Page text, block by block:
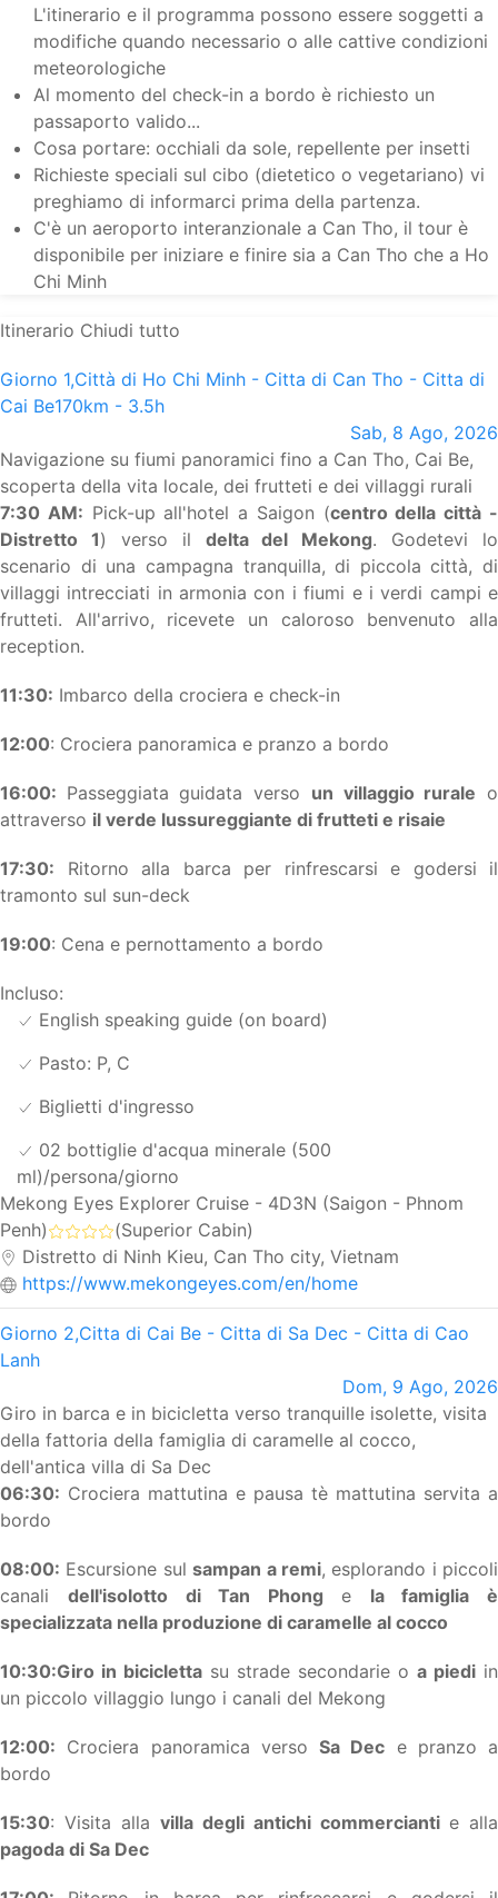
L'itinerario e il programma possono essere soggetti a
modifiche quando necessario o alle cattive condizioni
meteorologiche
Al momento del check-in a bordo è richiesto un
passaporto valido...
Cosa portare: occhiali da sole, repellente per insetti
Richieste speciali sul cibo (dietetico o vegetariano) vi
preghiamo di informarci prima della partenza.
C'è un aeroporto interanzionale a Can Tho, il tour è
disponibile per iniziare e finire sia a Can Tho che a Ho
Chi Minh
Itinerario Chiudi tutto
Giorno 1,Città di Ho Chi Minh - Citta di Can Tho - Citta di
Cai Be170km - 3.5h
Sab, 8 Ago, 2026
Navigazione su fiumi panoramici fino a Can Tho, Cai Be,
scoperta della vita locale, dei frutteti e dei villaggi rurali
7:30 AM: Pick-up all'hotel a Saigon (centro della città -
Distretto 1) verso il delta del Mekong. Godetevi lo
scenario di una campagna tranquilla, di piccola città, di
villaggi intrecciati in armonia con i fiumi e i verdi campi e
frutteti. All'arrivo, ricevete un caloroso benvenuto alla
reception.
11:30: Imbarco della crociera e check-in
12:00: Crociera panoramica e pranzo a bordo
16:00: Passeggiata guidata verso un villaggio rurale o
attraverso il verde lussureggiante di frutteti e risaie
17:30: Ritorno alla barca per rinfrescarsi e godersi il
tramonto sul sun-deck
19:00: Cena e pernottamento a bordo
Incluso:
English speaking guide (on board)
Pasto: P, C
Biglietti d'ingresso
02 bottiglie d'acqua minerale (500
ml)/persona/giorno
Mekong Eyes Explorer Cruise - 4D3N (Saigon - Phnom
Penh)
(Superior Cabin)
Distretto di Ninh Kieu, Can Tho city, Vietnam
https://www.mekongeyes.com/en/home
Giorno 2,Citta di Cai Be - Citta di Sa Dec - Citta di Cao
Lanh
Dom, 9 Ago, 2026
Giro in barca e in bicicletta verso tranquille isolette, visita
della fattoria della famiglia di caramelle al cocco,
dell'antica villa di Sa Dec
06:30: Crociera mattutina e pausa tè mattutina servita a
bordo
08:00: Escursione sulsampan a remi, esplorando i piccoli
canali dell'isolotto di Tan Phong e la famiglia è
specializzata nella produzione di caramelle al cocco
10:30:Giro in bicicletta su strade secondarie o a piedi in
un piccolo villaggio lungo i canali del Mekong
12:00: Crociera panoramica verso Sa Dec e pranzo a
bordo
15:30: Visita alla villa degli antichi commercianti e alla
pagoda di Sa Dec